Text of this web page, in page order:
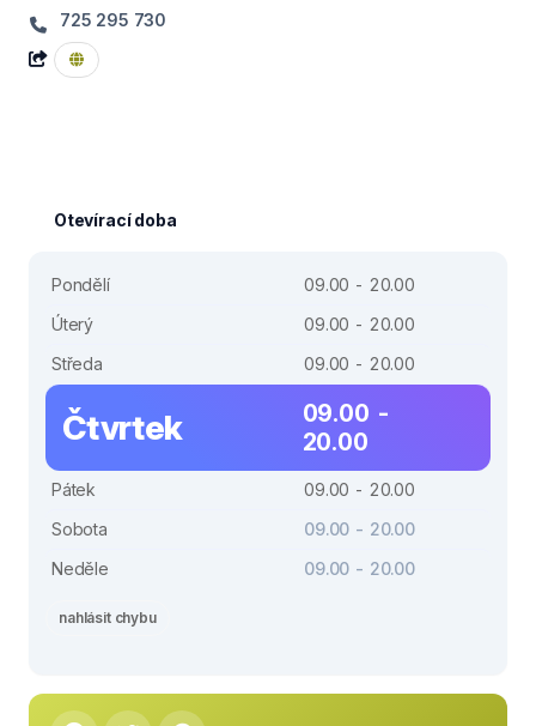
725 295 730
Otevírací doba
Pondělí
09.00 - 20.00
Úterý
09.00 - 20.00
Středa
09.00 - 20.00
Čtvrtek
09.00 -
20.00
Pátek
09.00 - 20.00
Sobota
09.00 - 20.00
Neděle
09.00 - 20.00
nahlásit chybu